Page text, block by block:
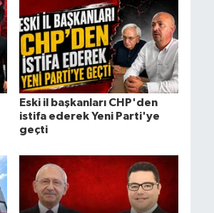
Eski il başkanları CHP'den
istifa ederek Yeni Parti'ye
geçti